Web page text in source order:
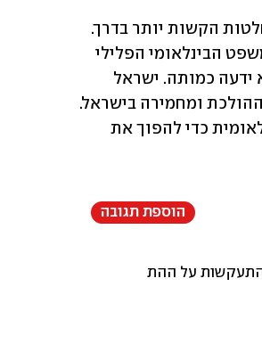
הוספת תגובה
על ההתנחלויות מסכנת את